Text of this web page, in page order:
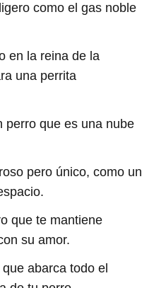
como el gas noble
en la reina de la
una perrita
perro que es una nube
pero único, como un
que te mantiene
su amor.
abarca todo el